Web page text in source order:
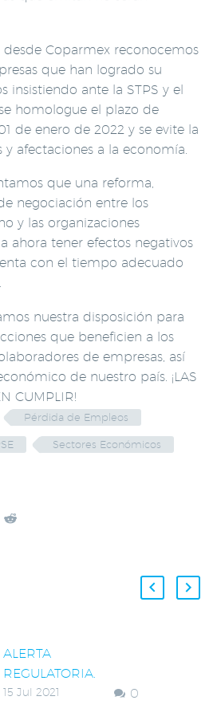
desde Coparmex reconocemos
que han logrado su
insistiendo ante la STPS y el
homologue el plazo de
de enero de 2022 y se evite la
afectaciones a la economía.
que una reforma,
negociación entre los
y las organizaciones
ahora tener efectos negativos
con el tiempo adecuado
nuestra disposición para
que beneficien a los
de empresas, así
de nuestro país. ¡LAS
CUMPLIR!
Pérdida de Empleos
Sectores Económicos
ALERTA
REGULATORIA.
IGNORA CONAMER 0
15 Jul 2021